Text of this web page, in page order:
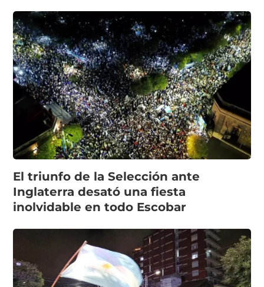
El triunfo de la Selección ante
Inglaterra desató una fiesta
inolvidable en todo Escobar